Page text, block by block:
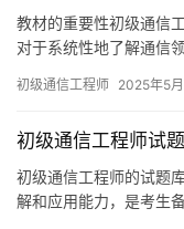
教材的重要性初级通信
对于系统性地了解通信
初级通信工程师 2025年5
初级通信工程师试
初级通信工程师的试题
解和应用能力，是考生